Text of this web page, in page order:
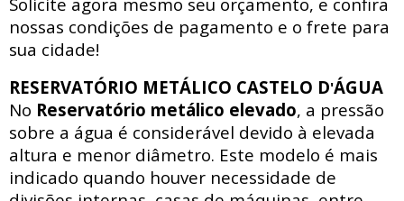
nossas condições de pagamento e o frete para
sua cidade!
RESERVATÓRIO METÁLICO CASTELO D'ÁGUA
No Reservatório metálico elevado, a pressão
sobre a água é considerável devido à elevada
altura e menor diâmetro. Este modelo é mais
indicado quando houver necessidade de